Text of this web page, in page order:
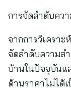
การจัดลำดับคว
จากการวิเครา
จัดลำดับความส
บ้านในปัจจุบันแ
ด้านราคาไม่ได้